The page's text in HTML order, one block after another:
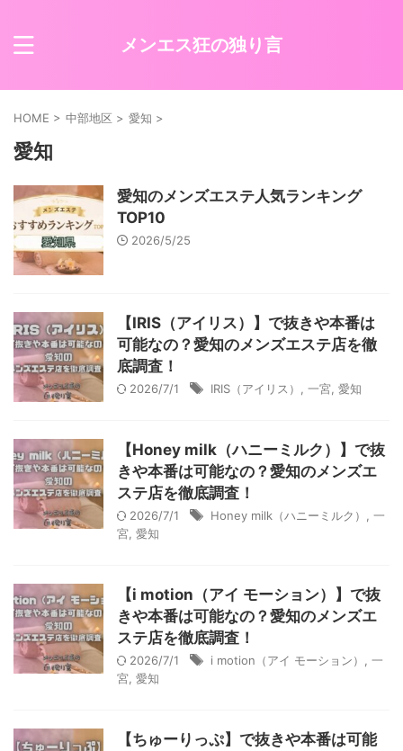
メンエス狂の独り言
HOME > 中部地区 > 愛知 >
愛知
愛知のメンズエステ人気ランキング
TOP10
2026/5/25
【IRIS（アイリス）】で抜きや本番は
可能なの？愛知のメンズエステ店を徹
底調査！
2026/7/1 IRIS（アイリス） 一宮 愛知
【Honey milk（ハニーミルク）】で抜
きや本番は可能なの？愛知のメンズエ
ステ店を徹底調査！
2026/7/1 Honey milk（ハニーミルク）
一
宮 愛知
【i motion（アイ モーション）】で抜
きや本番は可能なの？愛知のメンズエ
ステ店を徹底調査！
2026/7/1 i motion（アイ モーション）
一
宮 愛知
【ちゅーりっぷ】で抜きや本番は可能